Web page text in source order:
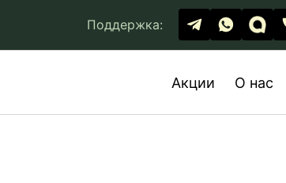
Поддержка:
Акции О нас